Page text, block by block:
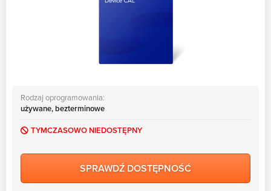
Rodzaj oprogramowania:
używane, bezterminowe
TYMCZASOWO NIEDOSTĘPNY
SPRAWDŹ DOSTĘPNOŚĆ